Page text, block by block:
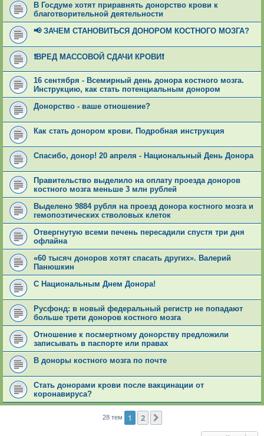
В Госдуме хотят приравнять донорство крови к
благотворительной деятельности
📢 ЗАЧЕМ СТАНОВИТЬСЯ ДОНОРОМ КОСТНОГО МОЗГА?
❗ВРЕД МАССОВОЙ СДАЧИ КРОВИ❗
16 сентября - Всемирный день донора костного мозга.
Инструкцию, как стать потенциальным донором
Донорство - ваше отношение?
Как стать донором крови. Подробная инструкция
Спасибо, донор! 20 апреля - Национальный День Донора
Правительство выделило на оплату проезда доноров
костного мозга меньше 3 млн рублей
Выделено 9884 рубля на проезд донора костного мозга и
гемопоэтических стволовых клеток
Отвергнутую всеми печень пересадили спустя три дня
офлайна
«60 тысяч доноров хотят спасать других». Валерий
Панюшкин
С Национальным Днем Донора!
Русфонд: в новый федеральный регистр не попадают
больше трети доноров костного мозга
Отношение к посмертному донорству предложили
записывать в паспорте или правах
В доноры костного мозга по почте
Стать донорами крови после вакцинации от
коронавируса?
28 тем 1 2